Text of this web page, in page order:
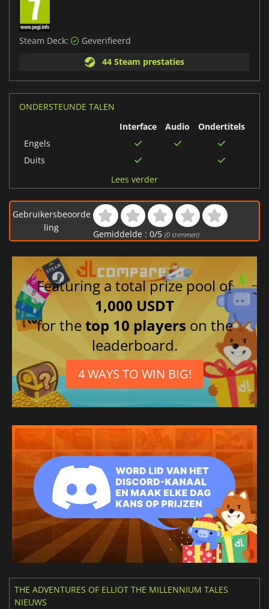
Steam Deck:
Geverifieerd
44 Steam prestaties
ONDERSTEUNDE TALEN
Interface
Audio
Ondertitels
Engels
Duits
Italiaans
Koreaans
Vereenvoudigd
Chinees
Japans
Frans
Lees verder
Gebruikersbeoorde
ling
Gemiddelde : 0/5 (0stemmen)
Featuring a total prize pool of
1,000 USDT
for thetop 10 players on the
leaderboard.
4 WAYS TO WIN BIG!
THE ADVENTURES OF ELLIOT THE MILLENNIUM TALES
NIEUWS